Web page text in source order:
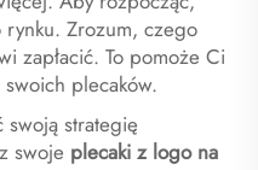
Zrozum, czego
zapłacić. To pomoże Ci
plecaków.
swoją strategię
swoje plecaki z logo na